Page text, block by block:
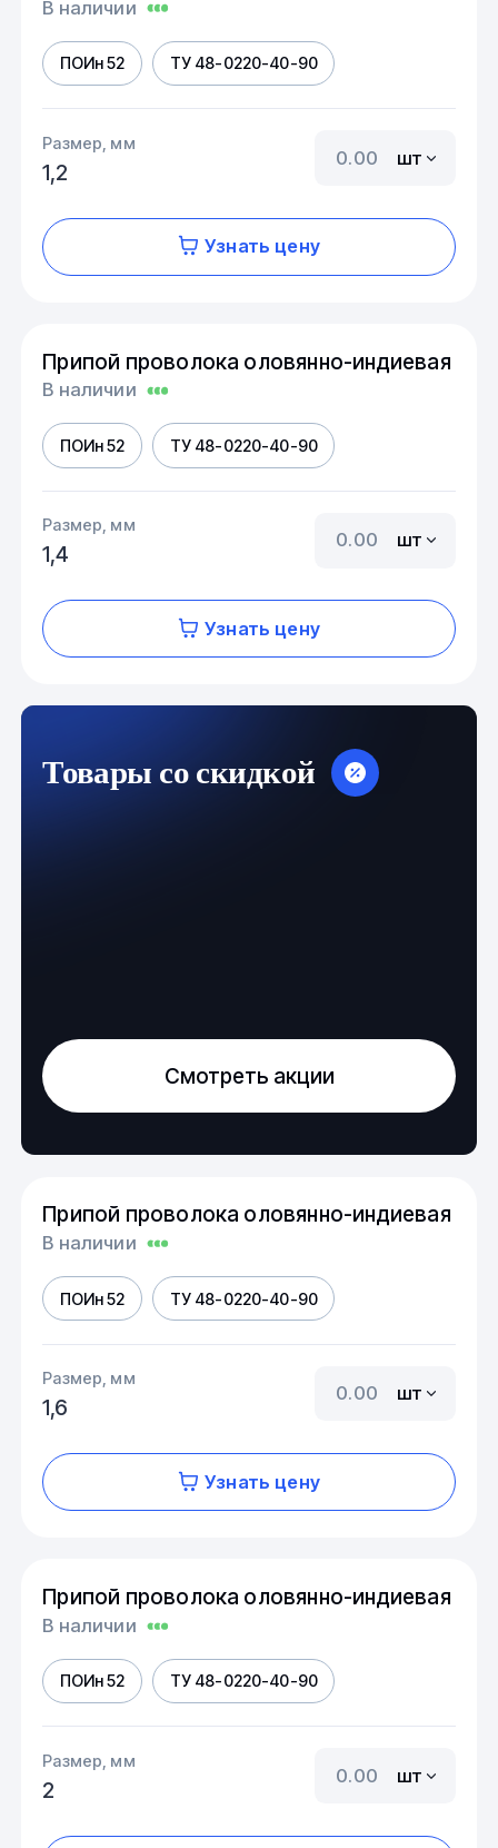
В наличии
ПОИн 52 ТУ 48-0220-40-90
Размер, мм
1,2
шт
Узнать цену
Припой проволока оловянно-индиевая
В наличии
ПОИн 52 ТУ 48-0220-40-90
Размер, мм
1,4
шт
Узнать цену
Товары со скидкой
Смотреть акции
Припой проволока оловянно-индиевая
В наличии
ПОИн 52 ТУ 48-0220-40-90
Размер, мм
1,6
шт
Узнать цену
Припой проволока оловянно-индиевая
В наличии
ПОИн 52 ТУ 48-0220-40-90
Размер, мм
2
шт